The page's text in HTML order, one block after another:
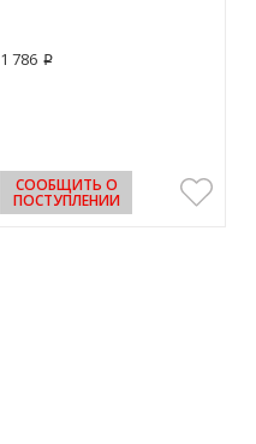
1 786 p
СООБЩИТЬ О
ПОСТУПЛЕНИИ